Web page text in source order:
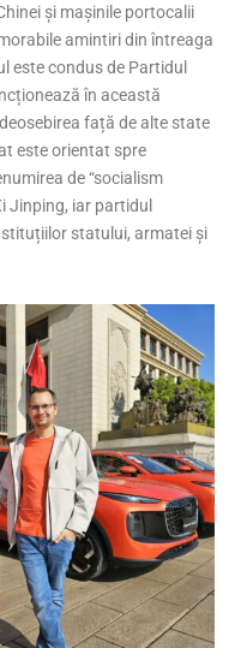
și mașinile portocalii
amintiri din întreaga
este condus de Partidul
în această
față de alte state
este orientat spre
de “socialism
Jinping, iar partidul
statului, armatei și